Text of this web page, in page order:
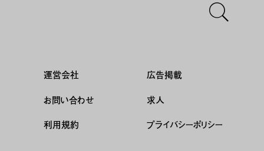
運営会社
広告掲載
お問い合わせ
求人
利用規約 プライバシーポリシー